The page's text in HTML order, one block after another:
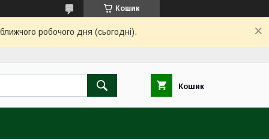
Кошик
робочого дня (сьогодні).
Кошик